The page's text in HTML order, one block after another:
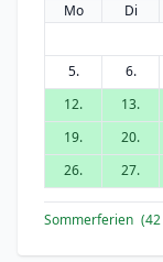
Mo Di
5.
6.
12.
13.
19.
20.
26.
27.
Sommerferien (42